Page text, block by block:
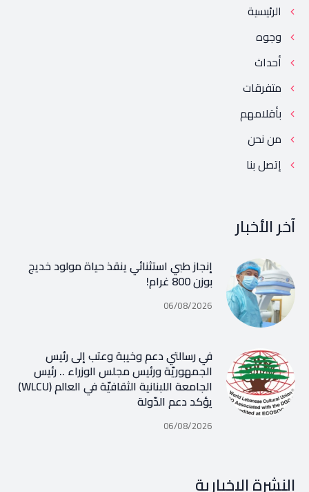
الرئيسية
وجوه
أحداث
متفرقات
بأقلامهم
من نحن
إتصل بنا
آخر الأخبار
إنجاز طبي استثنائي ينقذ حياة مولود خديج
بوزن 800 غرام!
06/08/2026
في رسالتي دعم وخيبة وعتب إلى رئيس
الجمهوريّة ورئيس مجلس الوزراء .. رئيس
الجامعة اللبنانية الثقافيّة في العالم (WLCU)
يؤكد دعم الدّولة
06/08/2026
النشرة الإخبارية